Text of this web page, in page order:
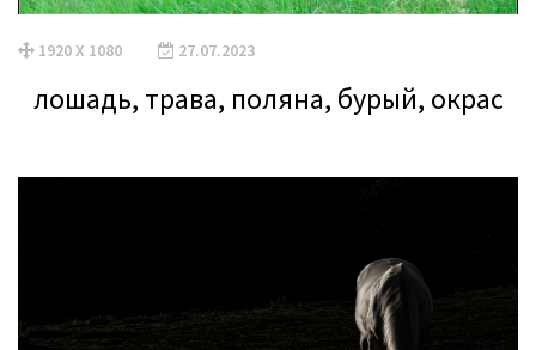
1920 X 1080 27.07.2023
лошадь, трава, поляна, бурый, окрас